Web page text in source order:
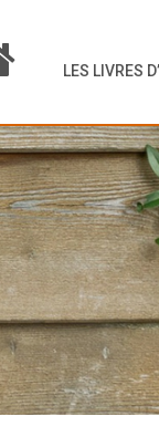
LES LIVRES